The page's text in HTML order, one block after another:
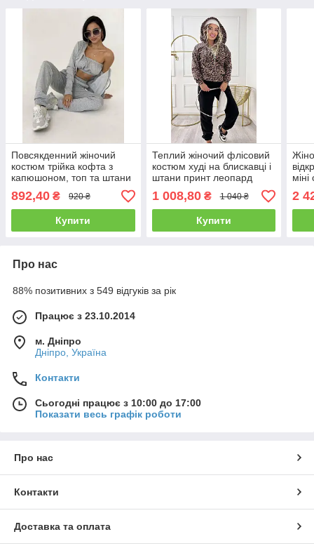
Повсякденний жіночий
костюм трійка кофта з
капюшоном, топ та штани
на манжетах Dv5429
892,40 ₴ 920 ₴
Купити
Теплий жіночий флісовий
костюм худі на блискавці і
штани принт леопард
Del242
1 008,80₴ 1 040 ₴
Купити
2
Про нас
88% позитивних з 549 відгуків за рік
Працює з 23.10.2014
м. Дніпро
Дніпро, Україна
Контакти
Сьогодні працює з 10:00 до 17:00
Показати весь графік роботи
Про нас
Контакти
Доставка та оплата